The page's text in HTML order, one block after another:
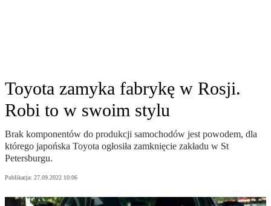
Toyota zamyka fabrykę w Rosji.
Robi to w swoim stylu
Brak komponentów do produkcji samochodów jest powodem, dla
którego japońska Toyota ogłosiła zamknięcie zakładu w St
Petersburgu.
Publikacja: 27.09.2022 10:06